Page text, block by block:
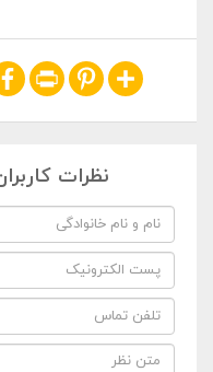
Share
Pinterest
Print
نظرات